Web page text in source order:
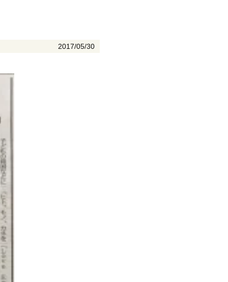
2017/05/30